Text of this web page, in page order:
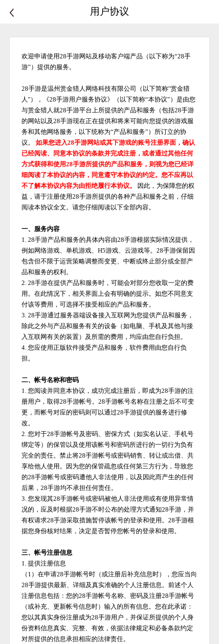
用户协议
欢迎申请使用28手游网站及移动客户端产品（以下称为“28手
游”）提供的服务。
28手游是温州赏金猎人网络科技有限公司（以下简称"赏金猎
人"），《28手游用户服务协议》（以下简称“本协议”）是由您
与赏金猎人就28手游平台上所提供的产品和服务（包括28手游
的网站以及28手游现在正在提供和将来可能向您提供的游戏服
务和其他网络服务，以下统称为“产品和服务”）所订立的协
议。
如果您进入28手游网站或其下游戏的账号注册界面，确认
已经阅读、同意本协议的条款并完成注册，或者通过其他任何
方式获得和使用28手游所提供的产品和服务，则视为您已经详
细阅读了本协议的内容，同意遵守本协议的约定。您不应再以
不了解本协议内容为由拒绝履行本协议。
因此，为保障您的权
益，请于注册使用28手游所提供的各种产品和服务之前，仔细
阅读本协议全文。请您仔细阅读以下全部内容。
一、服务内容
1. 28手游产品和服务的具体内容由28手游根据实际情况提供，
例如网络游戏、单机游戏、H5游戏、云游戏等。28手游保留因
包含但不限于运营策略调整而变更、中断或终止部分或全部产
品和服务的权利。
2. 28手游在提供产品和服务时，可能会对部分您收取一定的费
用。在此情况下，相关界面上会有明确的提示。如您不同意支
付该等费用，可选择不接受相应的产品和服务。
3. 28手游通过服务器端设备接入互联网为您提供产品和服务，
除此之外与产品和服务有关的设备（如电脑、手机及其他与接
入互联网有关的装置）及所需的费用，均应由您自行负担。
4. 您应使用正版软件接受产品和服务，软件费用由您自行负
担。
二、帐号名称和密码
1. 您阅读并同意本协议，成功完成注册后，即成为28手游的注
册用户，取得28手游帐号。28手游帐号名称在注册之后不可变
更，而帐号对应的密码则可以通过28手游提供的服务进行修
改。
2. 您对于28手游帐号及密码、密保方式（如实名认证、手机号
绑定等）的保管以及使用该帐号和密码所进行的一切行为负有
完全的责任。禁止将28手游帐号或密码销售、转让或出借、共
享给他人使用。因为您的保管疏忽或任何第三方行为，导致您
的28手游帐号或密码遭他人非法使用，以及因此而产生的任何
后果，28手游均不承担任何责任。
3. 您发现其28手游帐号或密码被他人非法使用或有使用异常情
况的，应及时根据28手游不时公布的处理方式通知28手游 ，并
有权请求28手游采取措施暂停该帐号的登录和使用。28手游根
据您身份核对结果，决定是否暂停您帐号的登录和使用。
三、帐号注册信息
1. 提供注册信息
（ 1）在申请28手游帐号时（或注册后补充信息时），您应当向
28手游提供最新、详细及真实准确的个人注册信息。前述个人
注册信息包括：您的28手游帐号名称、密码及注册28手游帐号
（或补充、更新帐号信息时）输入的所有信息。您在此承诺：
您以其真实身份注册成为28手游用户，并保证所提供的个人身
份资料信息真实、完整、有效，依据法律规定和必备条款约定
对所提供的信息承担相应的法律责任。